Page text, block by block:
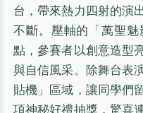
台，帶來熱力四射的演
不斷。壓軸的「萬聖
點，參賽者以創意造型
與自信風采。除舞台表
貼機」區域，讓同學們
項神秘好禮抽獎，驚喜